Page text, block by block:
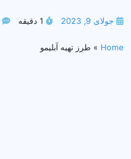
جولای 9, 2023 1 دقیقه
Home
» طرز تهیه آبلیمو